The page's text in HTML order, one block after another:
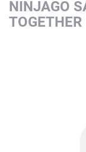
NINJAGO
TOGETHER